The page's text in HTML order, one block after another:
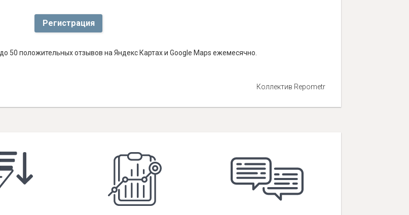
Регистрация
50 положительных отзывов на Яндекс Картах и Google Maps ежемесячно.
Коллектив Repometr